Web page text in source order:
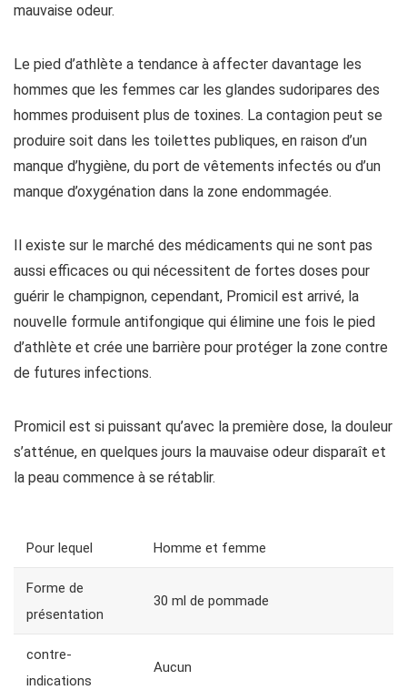
mauvaise odeur.
Le pied d’athlète a tendance à affecter davantage les
hommes que les femmes car les glandes sudoripares des
hommes produisent plus de toxines. La contagion peut se
produire soit dans les toilettes publiques, en raison d’un
manque d’hygiène, du port de vêtements infectés ou d’un
manque d’oxygénation dans la zone endommagée.
Il existe sur le marché des médicaments qui ne sont pas
aussi efficaces ou qui nécessitent de fortes doses pour
guérir le champignon, cependant, Promicil est arrivé, la
nouvelle formule antifongique qui élimine une fois le pied
d’athlète et crée une barrière pour protéger la zone contre
de futures infections.
Promicil est si puissant qu’avec la première dose, la douleur
s’atténue, en quelques jours la mauvaise odeur disparaît et
la peau commence à se rétablir.
Pour lequel Homme et femme
Forme de
présentation
30 ml de pommade
contre-
indications
Aucun